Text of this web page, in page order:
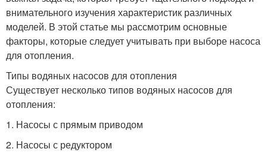
внимательного изучения характеристик различных
моделей. В этой статье мы рассмотрим основные
факторы, которые следует учитывать при выборе насоса
для отопления.
Типы водяных насосов для отопления
Существует несколько типов водяных насосов для
отопления:
1. Насосы с прямым приводом
2. Насосы с редуктором